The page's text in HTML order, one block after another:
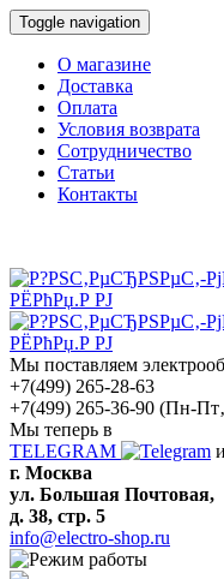
Toggle navigation
О магазине
Доставка
Оплата
Условия возврата
Сотрудничество
Статьи
Контакты
Мы поставляем
+7(499) 265-28-63
+7(499) 265-36-90 (Пн-
Мы теперь в
TELEGRAM
и
г. Москва
ул. Большая Почтовая,
д. 38, стр. 5
info@electro-shop.ru